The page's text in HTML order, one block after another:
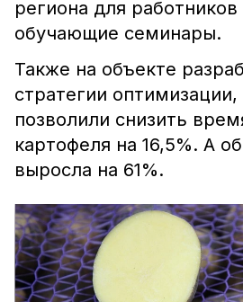
региона для работников
обучающие семинары.
Также на объекте
стратегии
позволили снизить
картофеля на 16,5%. А
выросла на 61%.